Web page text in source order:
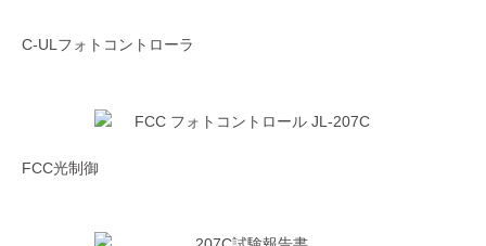
C-ULフォトコントローラ
FCC光制御